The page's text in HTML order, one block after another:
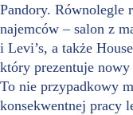
Pandory. Równolegle
najemców – salon z
i Levi’s, a także
który prezentuje
To nie przypadkowy
konsekwentnej pracy